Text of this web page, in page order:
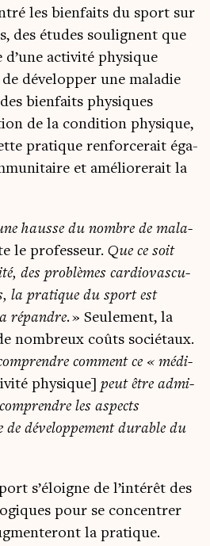
les bien­faits du sport sur
des études sou­lignent que
acti­vi­té phy­sique
déve­lop­per une mala­die
bien­faits phy­siques
de la condi­tion phy­sique,
pra­tique ren­for­ce­rait éga­
et amé­lio­re­rait la
hausse du nombre de mala­
le pro­fes­seur. Que ce soit
des pro­blèmes car­dio­vas­cu­
la pra­tique du sport est
répandre. » Seule­ment, la
nom­breux coûts socié­taux.
com­ment ce « médi­
phy­sique] peut être admi­
les aspects
de déve­lop­pe­ment durable du
s’éloigne de l’intérêt des
pour se concen­trer
la pra­tique.